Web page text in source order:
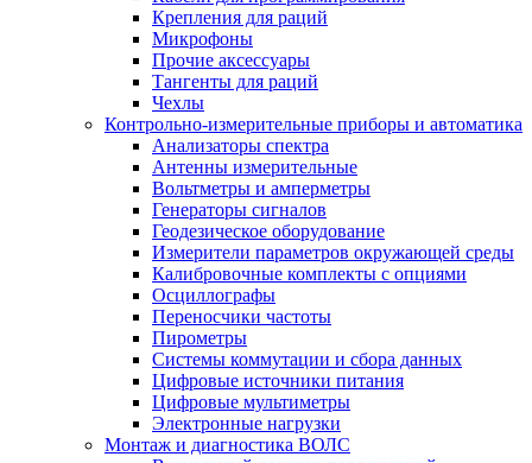
Крепления для раций
Микрофоны
Прочие аксессуары
Тангенты для раций
Чехлы
Контрольно-измерительные приборы и автоматика
Анализаторы спектра
Антенны измерительные
Вольтметры и амперметры
Генераторы сигналов
Геодезическое оборудование
Измерители параметров окружающей среды
Калибровочные комплекты с опциями
Осциллографы
Переносчики частоты
Пирометры
Системы коммутации и сбора данных
Цифровые источники питания
Цифровые мультиметры
Электронные нагрузки
Монтаж и диагностика ВОЛС